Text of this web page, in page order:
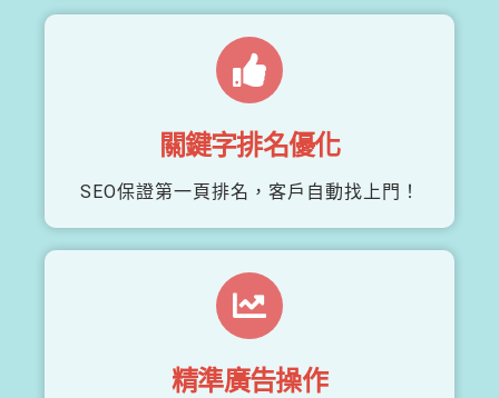
關鍵字排名優化
SEO保證第一頁排名，客戶自動找上門！
精準廣告操作